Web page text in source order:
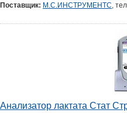
Поставщик: М.С.ИНСТРУМЕНТС,
Анализатор лактата Стат